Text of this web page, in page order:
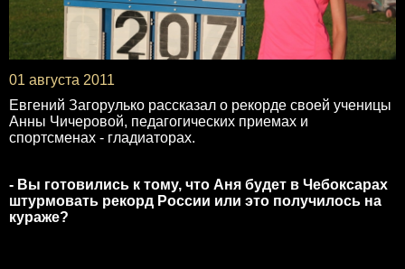
01 августа 2011
Евгений Загорулько рассказал о рекорде своей ученицы
Анны Чичеровой, педагогических приемах и
спортсменах - гладиаторах.
- Вы готовились к тому, что Аня будет в Чебоксарах
штурмовать рекорд России или это получилось на
кураже?